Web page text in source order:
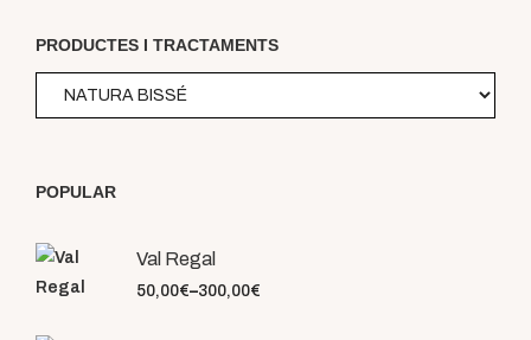
PRODUCTES I TRACTAMENTS
POPULAR
Val Regal
50,00€–300,00€